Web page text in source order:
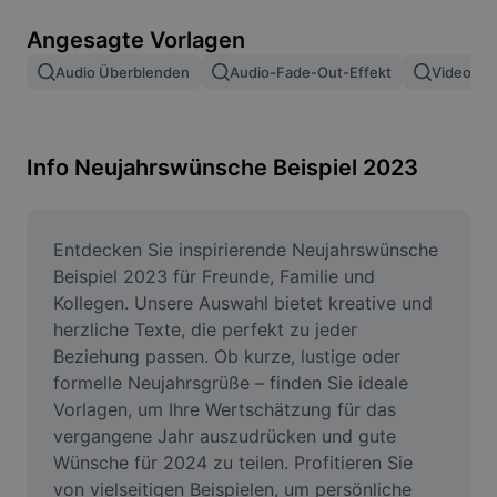
Bilder zusammenfügen
Bildgröße ändern
Meme-Generator
AI Text Remover
AI People Remover
AI Inpainting
Face Cutout
Angesagte Vorlagen
Audio Überblenden Audio-Fade-Out-Effekt Video
Info Neujahrswünsche Beispiel 2023
Entdecken Sie inspirierende Neujahrswünsche
Beispiel 2023 für Freunde, Familie und
Kollegen. Unsere Auswahl bietet kreative und
herzliche Texte, die perfekt zu jeder
Beziehung passen. Ob kurze, lustige oder
formelle Neujahrsgrüße – finden Sie ideale
Vorlagen, um Ihre Wertschätzung für das
vergangene Jahr auszudrücken und gute
Wünsche für 2024 zu teilen. Profitieren Sie
von vielseitigen Beispielen, um persönliche